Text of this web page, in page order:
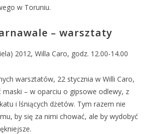
w Toruniu.
– warsztaty
2012, Willa Caro, godz. 12.00-14.00
warsztatów, 22 stycznia w Willi Caro,
maski – w oparciu o gipsowe odlewy, z
i lśniących dżetów. Tym razem nie
by się za nimi chować, ale by wydobyć